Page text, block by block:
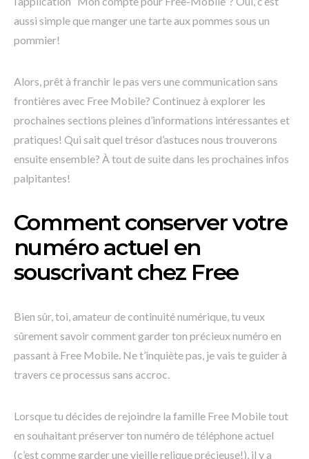
aussi simple que manger une tarte aux pommes sous un
pommier!
Alors, prêt à franchir le pas vers une communication sans
frontières avec Free Mobile? Continuez à explorer les
prochaines sections pleines d’informations intéressantes et
pratiques! Qui sait quel trésor d’astuces nous trouverons
ensuite ensemble? À tout de suite dans les prochaines infos
palpitantes!
Comment conserver votre
numéro actuel en
souscrivant chez Free
Bien sûr, toi, amateur de continuité numérique, tu veux
sûrement savoir comment garder ton précieux numéro en
passant à Free Mobile. Ne t’inquiète pas, je vais te guider à
travers ce processus sans accroc.
Lorsque tu décides de rejoindre la famille Free Mobile tout
en souhaitant préserver ton numéro de téléphone actuel
(c’est comme garder une vieille relique précieuse!), il y a